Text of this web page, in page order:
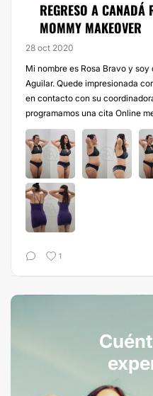
REGRESO A CANADÁ
MOMMY MAKEOVER
28 oct 2020
Mi nombre es Rosa Bravo y
Aguilar. Quede impresionada
en contacto con su
programamos una cita Online
1